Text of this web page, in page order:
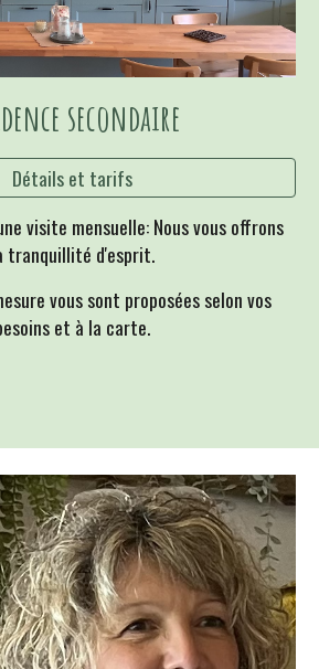
secondaire
Détails et tarifs
visite mensuelle: Nous vous offrons
tranquillité d'esprit.
vous sont proposées selon vos
et à la carte.